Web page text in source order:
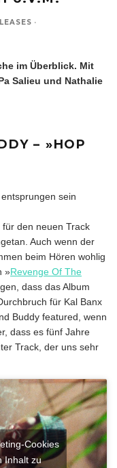
·
im Überblick. Mit
Salieu und Nathalie
– »HOP
sein
für den neuen Track
Auch wenn der
beim Hören wohlig
»Revenge Of The
dass das Album
für Kal Banx
Buddy featured, wenn
dass es fünf Jahre
Track, der uns sehr
Cookies
Inhalt zu